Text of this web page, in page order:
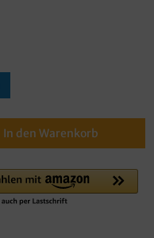
In den Warenkorb